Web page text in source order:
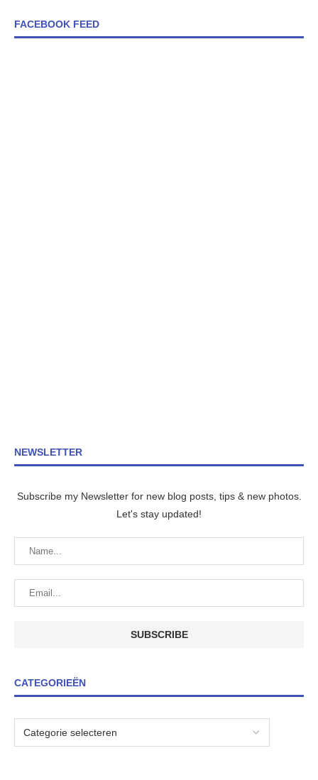
FACEBOOK FEED
NEWSLETTER
Subscribe my Newsletter for new blog posts, tips & new photos.
Let's stay updated!
CATEGORIEËN